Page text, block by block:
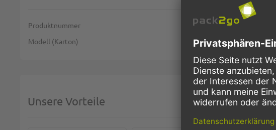
Weitere Informationen
Produktnummer
Modell (Karton)
Unsere Vorteile